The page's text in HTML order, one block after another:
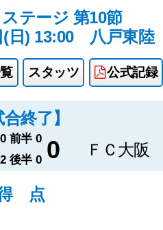
テージ 第10節
日) 13:00
八戸東陸
スタッツ 公式記録
合終了】
0 前半 0 0 ＦＣ大阪
2 後半 0
点